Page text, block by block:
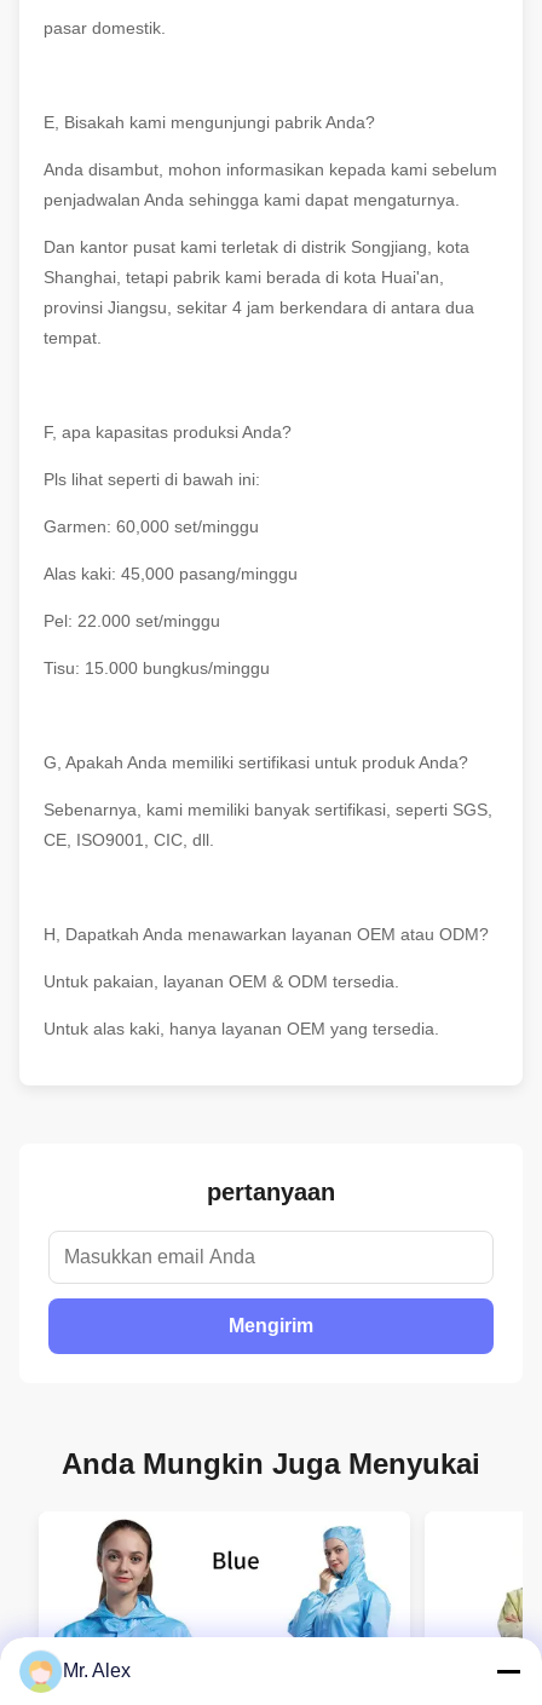
pasar domestik.
E, Bisakah kami mengunjungi pabrik Anda?
Anda disambut, mohon informasikan kepada kami sebelum
penjadwalan Anda sehingga kami dapat mengaturnya.
Dan kantor pusat kami terletak di distrik Songjiang, kota
Shanghai, tetapi pabrik kami berada di kota Huai'an,
provinsi Jiangsu, sekitar 4 jam berkendara di antara dua
tempat.
F, apa kapasitas produksi Anda?
Pls lihat seperti di bawah ini:
Garmen: 60,000 set/minggu
Alas kaki: 45,000 pasang/minggu
Pel: 22.000 set/minggu
Tisu: 15.000 bungkus/minggu
G, Apakah Anda memiliki sertifikasi untuk produk Anda?
Sebenarnya, kami memiliki banyak sertifikasi, seperti SGS,
CE, ISO9001, CIC, dll.
H, Dapatkah Anda menawarkan layanan OEM atau ODM?
Untuk pakaian, layanan OEM & ODM tersedia.
Untuk alas kaki, hanya layanan OEM yang tersedia.
pertanyaan
Mengirim
Anda Mungkin Juga Menyukai
Mr. Alex